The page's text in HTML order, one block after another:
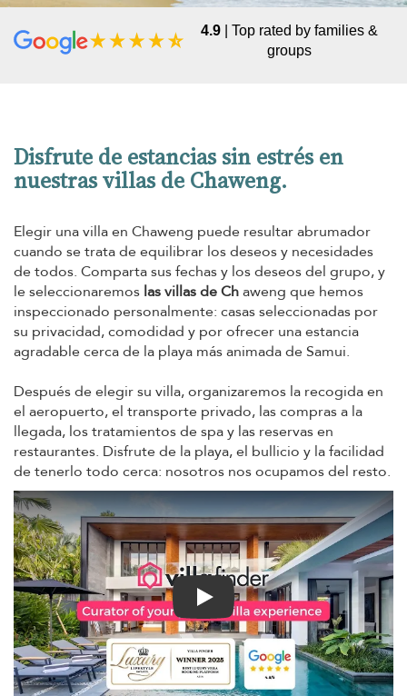
4.9| Top rated by families &
groups
Disfrute de estancias sin estrés en
nuestras villas de Chaweng.
Elegir una villa en Chaweng puede resultar abrumador
cuando se trata de equilibrar los deseos y necesidades
de todos. Comparta sus fechas y los deseos del grupo, y
le seleccionaremos las villas de Chaweng que hemos
inspeccionado personalmente: casas seleccionadas por
su privacidad, comodidad y por ofrecer una estancia
agradable cerca de la playa más animada de Samui.
Después de elegir su villa, organizaremos la recogida en
el aeropuerto, el transporte privado, las compras a la
llegada, los tratamientos de spa y las reservas en
restaurantes. Disfrute de la playa, el bullicio y la facilidad
de tenerlo todo cerca: nosotros nos ocupamos del resto.
Play